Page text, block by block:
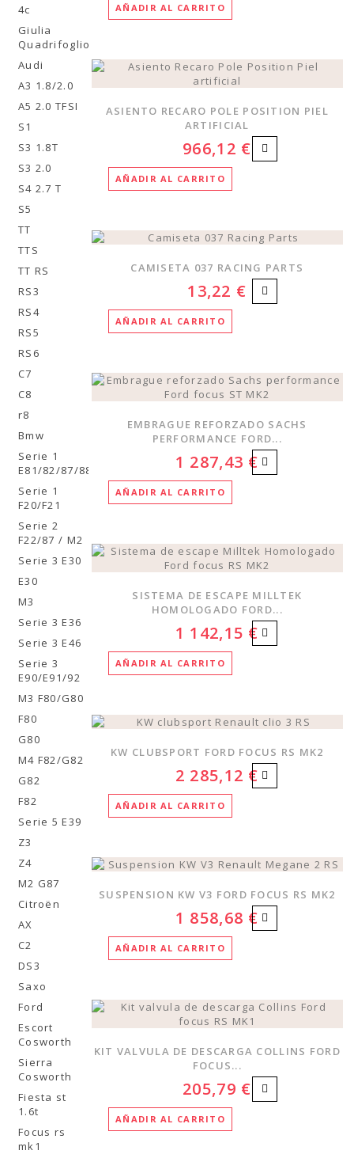
4c
Giulia
Quadrifoglio
Audi
A3 1.8/2.0
A5 2.0 TFSI
S1
S3 1.8T
S3 2.0
S4 2.7 T
S5
TT
TTS
TT RS
RS3
RS4
RS5
RS6
C7
C8
r8
Bmw
Serie 1
E81/82/87/88
Serie 1
F20/F21
Serie 2
F22/87 / M2
Serie 3 E30
E30
M3
Serie 3 E36
Serie 3 E46
Serie 3
E90/E91/92
M3 F80/G80
F80
G80
M4 F82/G82
G82
F82
Serie 5 E39
Z3
Z4
M2 G87
Citroën
AX
C2
DS3
Saxo
Ford
Escort
Cosworth
Sierra
Cosworth
Fiesta st
1.6t
Focus rs
mk1
AÑADIR AL CARRITO
ASIENTO RECARO POLE POSITION PIEL
ARTIFICIAL
966,12 €
AÑADIR AL CARRITO
CAMISETA 037 RACING PARTS
13,22 €
AÑADIR AL CARRITO
EMBRAGUE REFORZADO SACHS
PERFORMANCE FORD...
1 287,43 €
AÑADIR AL CARRITO
SISTEMA DE ESCAPE MILLTEK
HOMOLOGADO FORD...
1 142,15 €
AÑADIR AL CARRITO
KW CLUBSPORT FORD FOCUS RS MK2
2 285,12 €
AÑADIR AL CARRITO
SUSPENSION KW V3 FORD FOCUS RS MK2
1 858,68 €
AÑADIR AL CARRITO
KIT VALVULA DE DESCARGA COLLINS FORD
FOCUS...
205,79 €
AÑADIR AL CARRITO